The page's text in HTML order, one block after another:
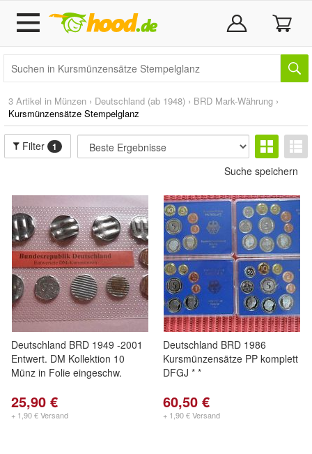
3 Artikel in Münzen › Deutschland (ab 1948) › BRD Mark-Währung ›
Kursmünzensätze Stempelglanz
Filter 1
Suche speichern
Deutschland BRD 1949 -2001
Entwert. DM Kollektion 10
Münz in Folie eingeschw.
25,90 €
+ 1,90 € Versand
Deutschland BRD 1986
Kursmünzensätze PP komplett
DFGJ * *
60,50 €
+ 1,90 € Versand